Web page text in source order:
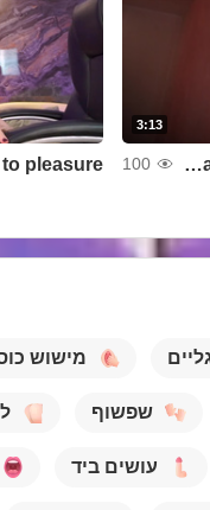
3:13
I wanna dance with you all night long
100
pleasure
מישוש
שפשוף
עושים ביד